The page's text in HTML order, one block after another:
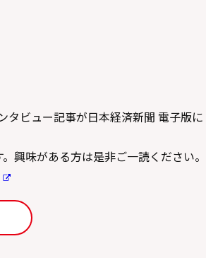
タビュー記事が日本経済新聞 電子版に
興味がある方は是非ご一読ください。